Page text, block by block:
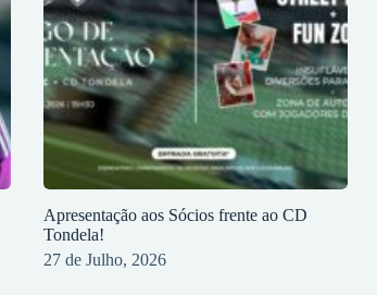
Apresentação aos Sócios frente ao CD
Tondela!
27 de Julho, 2026